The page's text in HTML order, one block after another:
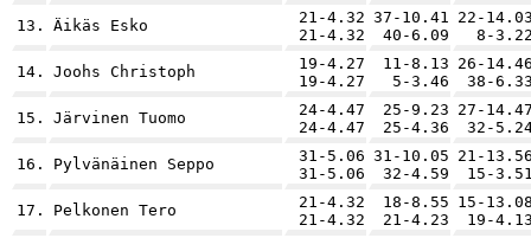
13. Äikäs Esko
21-4.32
21-4.32
37-10.41
40-6.09
22-
8-
14. Joohs Christoph
19-4.27
19-4.27
11-8.13
5-3.46
26-
38-
15. Järvinen Tuomo
24-4.47
24-4.47
25-9.23
25-4.36
27-
32-
16. Pylvänäinen Seppo
31-5.06
31-5.06
31-10.05
32-4.59
21-
15-
17. Pelkonen Tero
21-4.32
21-4.32
18-8.55
21-4.23
15-
19-